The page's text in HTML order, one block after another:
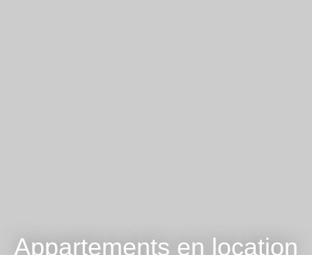
Appartements en location